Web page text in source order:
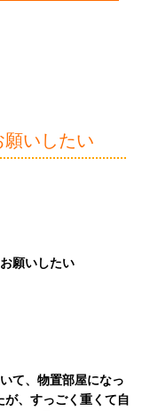
願いしたい
願いしたい
て、物置部屋になっ
、すっごく重くて自